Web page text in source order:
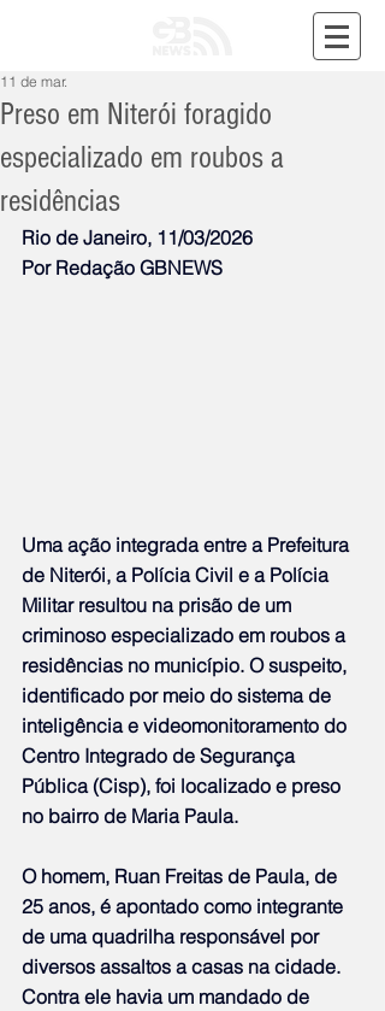
Preso em Niterói foragido
especializado em roubos a
residências
11 de mar.
Rio de Janeiro, 11/03/2026
Por Redação GBNEWS
Uma ação integrada entre a Prefeitura
de Niterói, a Polícia Civil e a Polícia
Militar resultou na prisão de um
criminoso especializado em roubos a
residências no município. O suspeito,
identificado por meio do sistema de
inteligência e videomonitoramento do
Centro Integrado de Segurança
Pública (Cisp), foi localizado e preso
no bairro de Maria Paula.
O homem, Ruan Freitas de Paula, de
25 anos, é apontado como integrante
de uma quadrilha responsável por
diversos assaltos a casas na cidade.
Contra ele havia um mandado de